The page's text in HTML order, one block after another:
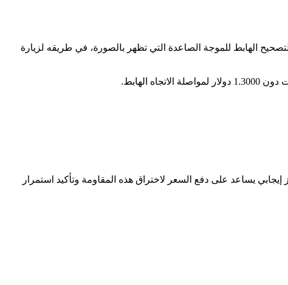
1.3000 دولار، ليرتد هبوطاً بشكل واضح ويستأنف التصحيح الهابط للموجة الصاعدة التي تظهر بالصورة، في طريقه لزيارة
الصاعدة وحاجز المقاومة الصلب عند 153.65، بانتظار الحصول على حافز إيجابي يساعد على دفع السعر لاختراق هذه المقاومة وتأكيد استمرار